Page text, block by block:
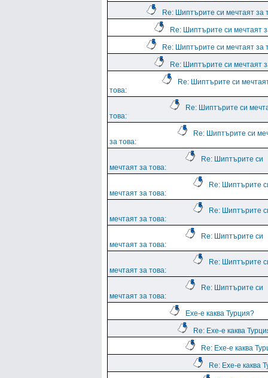
Re: Шиптърите си мечтаят за
Re: Шиптърите си мечтаят
Re: Шиптърите си мечтаят за
Re: Шиптърите си мечтаят
Re: Шиптърите си
това:
Re: Шиптърите си
това:
Re: Шиптърите си
за това:
Re: Шиптърите си
мечтаят за това:
Re: Шиптърите
мечтаят за това:
Re: Шиптърите
мечтаят за това:
Re: Шиптърите си
мечтаят за това:
Re: Шиптърите
мечтаят за това:
Re: Шиптърите си
мечтаят за това:
Ехе-е каква Турция?
Re: Ехе-е каква
Re: Ехе-е каква
Re: Ехе-е каква